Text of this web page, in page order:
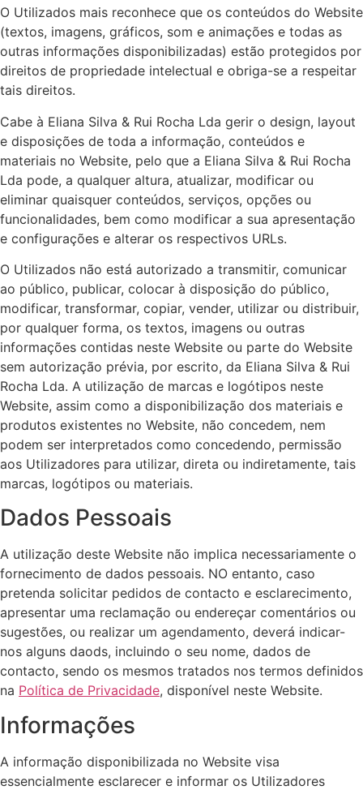
O Utilizados mais reconhece que os conteúdos do Website
(textos, imagens, gráficos, som e animações e todas as
outras informações disponibilizadas) estão protegidos por
direitos de propriedade intelectual e obriga-se a respeitar
tais direitos.
Cabe à Eliana Silva & Rui Rocha Lda gerir o design, layout
e disposições de toda a informação, conteúdos e
materiais no Website, pelo que a Eliana Silva & Rui Rocha
Lda pode, a qualquer altura, atualizar, modificar ou
eliminar quaisquer conteúdos, serviços, opções ou
funcionalidades, bem como modificar a sua apresentação
e configurações e alterar os respectivos URLs.
O Utilizados não está autorizado a transmitir, comunicar
ao público, publicar, colocar à disposição do público,
modificar, transformar, copiar, vender, utilizar ou distribuir,
por qualquer forma, os textos, imagens ou outras
informações contidas neste Website ou parte do Website
sem autorização prévia, por escrito, da Eliana Silva & Rui
Rocha Lda. A utilização de marcas e logótipos neste
Website, assim como a disponibilização dos materiais e
produtos existentes no Website, não concedem, nem
podem ser interpretados como concedendo, permissão
aos Utilizadores para utilizar, direta ou indiretamente, tais
marcas, logótipos ou materiais.
Dados Pessoais
A utilização deste Website não implica necessariamente o
fornecimento de dados pessoais. NO entanto, caso
pretenda solicitar pedidos de contacto e esclarecimento,
apresentar uma reclamação ou endereçar comentários ou
sugestões, ou realizar um agendamento, deverá indicar-
nos alguns daods, incluindo o seu nome, dados de
contacto, sendo os mesmos tratados nos termos definidos
na Política de Privacidade, disponível neste Website.
Informações
A informação disponibilizada no Website visa
essencialmente esclarecer e informar os Utilizadores